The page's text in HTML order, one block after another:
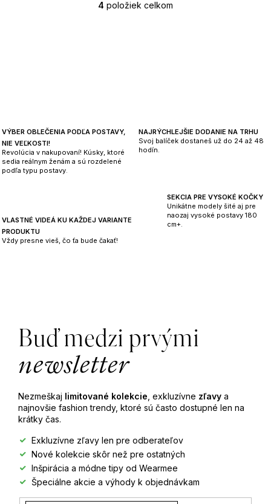
O
p
r
4 položiek celkom
VÝBER OBLEČENIA PODĽA POSTAVY,
NIE VEĽKOSTI!
Revolúcia v nakupovaní! Kúsky, ktoré
sedia reálnym ženám a sú rozdelené
podľa typu postavy.
NAJRÝCHLEJŠIE DODANIE NA TRHU
Svoj balíček dostaneš už do 24 až 48
hodín.
VLASTNÉ VIDEÁ KU KAŽDEJ VARIANTE
PRODUKTU
Vždy presne vieš, čo ťa bude čakať!
SEKCIA PRE VYSOKÉ KOČKY
Unikátne modely šité aj pre
naozaj vysoké postavy 180
cm+.
Buď medzi prvými
newsletter
Nezmeškaj limitované kolekcie , exkluzívne zľavy a
najnovšie fashion trendy, ktoré sú často dostupné len na
krátky čas.
Exkluzívne zľavy len pre odberateľov
Nové kolekcie skôr než pre ostatných
Inšpirácia a módne tipy od Wearmee
Špeciálne akcie a výhody k objednávkam